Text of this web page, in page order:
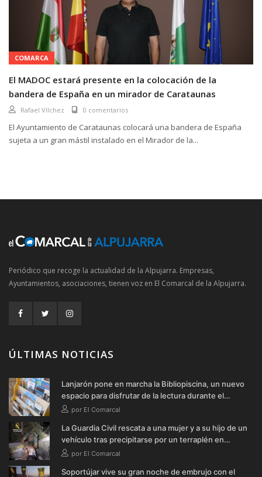
COMARCA
El MADOC estará presente en la colocación de la
bandera de España en un mirador de Carataunas
Rafael Vílchez 0 comentarios
El Ayuntamiento de Carataunas colocará una bandera de España
sujeta a un gran mástil instalado en el Mirador de la...
Periódico que recoge la actualidad de la Alpujarra. Empresas,
Ayuntamientos, asociaciones, tienen voz en El Comarcal de la Alpujarra.
ÚLTIMAS NOTICIAS
Lanjarón pone en marcha la Bibliopiscina, un nuevo
espacio para disfrutar de la lectura durante el
verano
por El Comarcal
La Guardia Civil rescata a una mujer y a su hijo de un
vehículo tras precipitarse por un terraplén en
Soportújar
por El Comarcal
Soportújar vive su gran noche de embrujo con el